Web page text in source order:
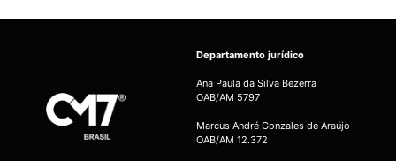
Departamento jurídico
Ana Paula da Silva Bezerra
OAB/AM 5797
Marcus André Gonzales de Araújo
OAB/AM 12.372